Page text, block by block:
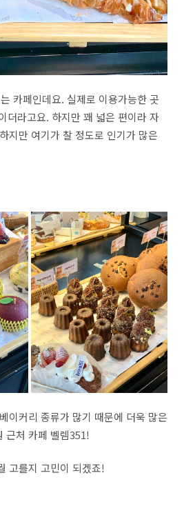
카페인데요. 실제로 이용가능한 곳
더라고요. 하지만 꽤 넓은 편이라 자
지만 여기가 찰 정도로 인기가 많은
이커리 종류가 많기 때문에 더욱 많은
근처 카페 벨렘351!
고를지 고민이 되겠죠!